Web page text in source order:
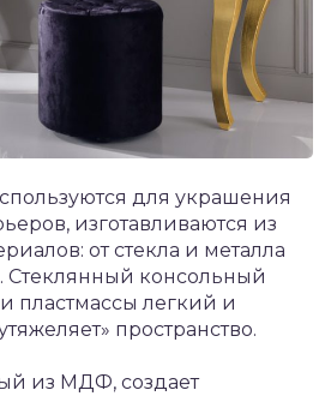
для украшения
изготавливаются из
от стекла и металла
консольный
пластмассы легкий и
пространство.
из МДФ, создает